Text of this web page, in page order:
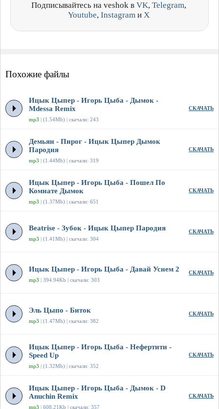
Подписывайтесь на veshok в VK, Telegram,
Youtube, Instagram и X
Похожие файлы
Ицык Цыпер - Игорь Цыба - Дымок -
Mdessa Remix
mp3 | (1.54Mb) | скачали: 243
СКАЧАТЬ
Демьян - Пирог - Ицык Цыпер Дымок
Пародия
mp3 | (1.44Mb) | скачали: 319
СКАЧАТЬ
Ицык Цыпер - Игорь Цыба - Пошел По
Комнате Дымок
mp3 | (1.37Mb) | скачали: 651
СКАЧАТЬ
Beatrise - Зубок - Ицык Цыпер Пародия
mp3 | (1.41Mb) | скачали: 304
СКАЧАТЬ
Ицык Цыпер - Игорь Цыба - Давай Уснем 2
mp3 | 394.94Kb | скачали: 303
СКАЧАТЬ
Эль Цыпо - Биток
mp3 | (1.47Mb) | скачали: 382
СКАЧАТЬ
Ицык Цыпер - Игорь Цыба - Нефертити -
Speed Up
mp3 | (1.32Mb) | скачали: 352
СКАЧАТЬ
Ицык Цыпер - Игорь Цыба - Дымок - D
Anuchin Remix
mp3 | 608.21Kb | скачали: 357
СКАЧАТЬ